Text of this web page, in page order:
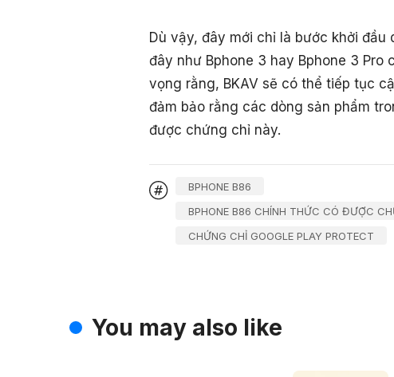
Dù vậy, đây mới chỉ là bước khởi đầu
đây như Bphone 3 hay Bphone 3
vọng rằng, BKAV sẽ có thể tiếp tục
đảm bảo rằng các dòng sản phẩm
được chứng chỉ này.
BPHONE B86
BPHONE B86 CHÍNH THỨC CÓ ĐƯỢC
CHỨNG CHỈ GOOGLE PLAY PROTECT
You may also like